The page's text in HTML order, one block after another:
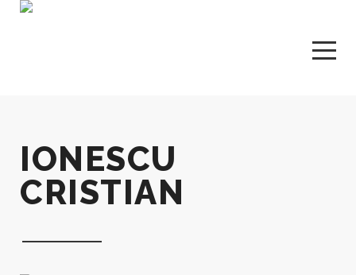
IONESCU
CRISTIAN